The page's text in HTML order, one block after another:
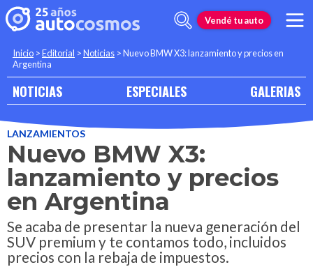
Vendé tu auto
Inicio >Editorial >Noticias >Nuevo BMW X3: lanzamiento y precios en
Argentina
NOTICIAS ESPECIALES GALERIAS
LANZAMIENTOS
Nuevo BMW X3:
lanzamiento y precios
en Argentina
Se acaba de presentar la nueva generación del
SUV premium y te contamos todo, incluidos
precios con la rebaja de impuestos.